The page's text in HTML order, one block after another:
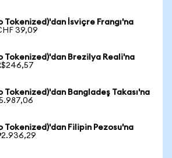
Tokenized)'dan İsviçre Frangı'na
39,09
Tokenized)'dan Brezilya Reali'na
Tokenized)'dan Bangladeş Takası'na
Tokenized)'dan Filipin Pezosu'na